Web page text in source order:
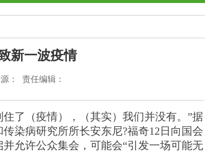
新一波疫情
： 责任编辑：
了（疫情），（其实）我们并没有。”据
染病研究所所长安东尼?福奇12日向国会
允许公众集会，可能会“引发一场可能无